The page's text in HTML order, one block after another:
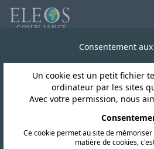
Consentement
Un cookie est un petit fichier
ordinateur par les sites
Avec votre permission, nous
Ce cookie permet au site de
matière de cookies,